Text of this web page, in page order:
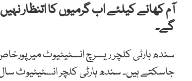
آم کھانے کیلئے اب گرمیوں کا اتنظار
گے۔
سندھ ہارٹی کلچر ریسرچ انسٹیٹیوٹ
جاسکتے ہیں۔ سندھ ہارٹی کلچر انسٹیٹیوٹ سال میں 2 مرتبہ آم کی پیداوار کا کامیاب تجربہ